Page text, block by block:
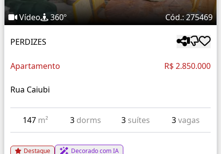
Vídeo 360º Cód.: 275469
PERDIZES
Apartamento R$ 2.850.000
Rua Caiubi
147 m² 3 dorms 3 suítes 3vagas
Destaque Decorado com IA